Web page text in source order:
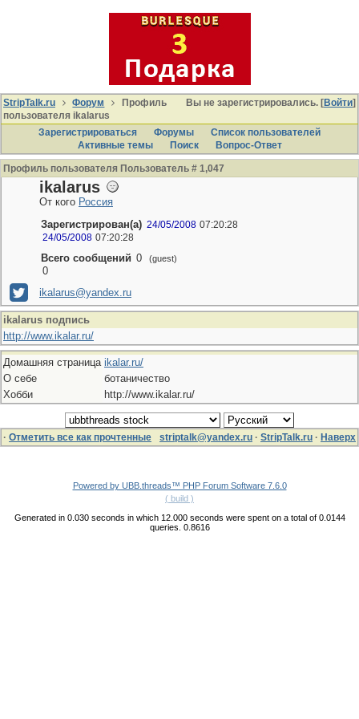
Вы не зарегистрировались. [Войти]
StripTalk.ru Форум
Профиль
пользователя ikalarus
Зарегистрироваться
Форумы
Список пользователей
Активные темы
Поиcк Вопрос-Ответ
Профиль пользователя Пользователь # 1,047
ikalarus
От кого Россия
Зарегистрирован(а) 24/05/2008 07:20:28
24/05/2008 07:20:28
Всего сообщений 0 (guest)
0
ikalarus@yandex.ru
ikalarus подпись
http://www.ikalar.ru/
Домашняя страница ikalar.ru/
О себе
ботаничество
Хобби
http://www.ikalar.ru/
· Отметить все как прочтенные striptalk@yandex.ru · StripTalk.ru · Наверх
Powered by UBB.threads™ PHP Forum Software 7.6.0
( build )
Generated in 0.030 seconds in which 12.000 seconds were spent on a total of 0.0144
queries. 0.8616